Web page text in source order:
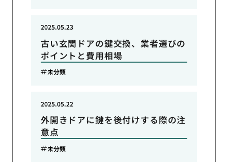
古い玄関ドアの鍵交換、業者選びの
ポイントと費用相場
2025.05.23
未分類
外開きドアに鍵を後付けする際の注
意点
2025.05.22
未分類